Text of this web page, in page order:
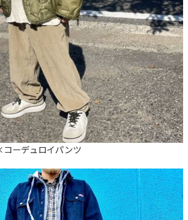
ーデュロイパンツ